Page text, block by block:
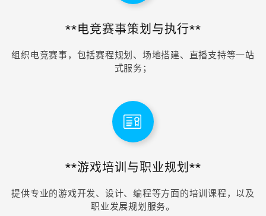
**电竞赛事策划与执行**
组织电竞赛事，包括赛程规划、场地搭建、直播支持等一站
式服务；
**游戏培训与职业规划**
提供专业的游戏开发、设计、编程等方面的培训课程，以及
职业发展规划服务。